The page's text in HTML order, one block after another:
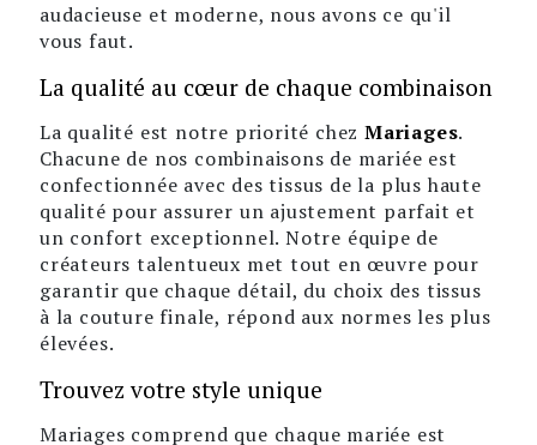
audacieuse et moderne, nous avons ce qu'il
vous faut.
La qualité au cœur de chaque combinaison
La qualité est notre priorité chez Mariages.
Chacune de nos combinaisons de mariée est
confectionnée avec des tissus de la plus haute
qualité pour assurer un ajustement parfait et
un confort exceptionnel. Notre équipe de
créateurs talentueux met tout en œuvre pour
garantir que chaque détail, du choix des tissus
à la couture finale, répond aux normes les plus
élevées.
Trouvez votre style unique
Mariages comprend que chaque mariée est